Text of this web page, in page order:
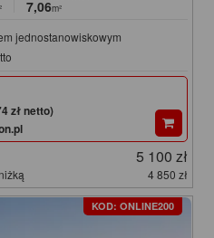
7,06m²
jednostanowiskowym
zł netto)
5 100 zł
4 850 zł
KOD: ONLINE200